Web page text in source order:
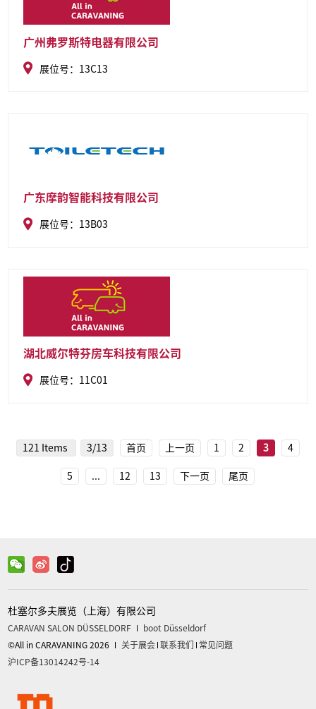
广州弗罗斯特电器有限公司
展位号：13C13
广东摩韵智能科技有限公司
展位号：13B03
湖北威尔特芬房车科技有限公司
展位号：11C01
121 Items 3/13 首页 上一页 1 2 3 4
5 12 13 下一页 尾页
杜塞尔多夫展览（上海）有限公司
CARAVAN SALON DÜSSELDORF
boot Düsseldorf
©All in CARAVANING 2026
关于展会 联系我们
常见问题
沪ICP备13014242号-14